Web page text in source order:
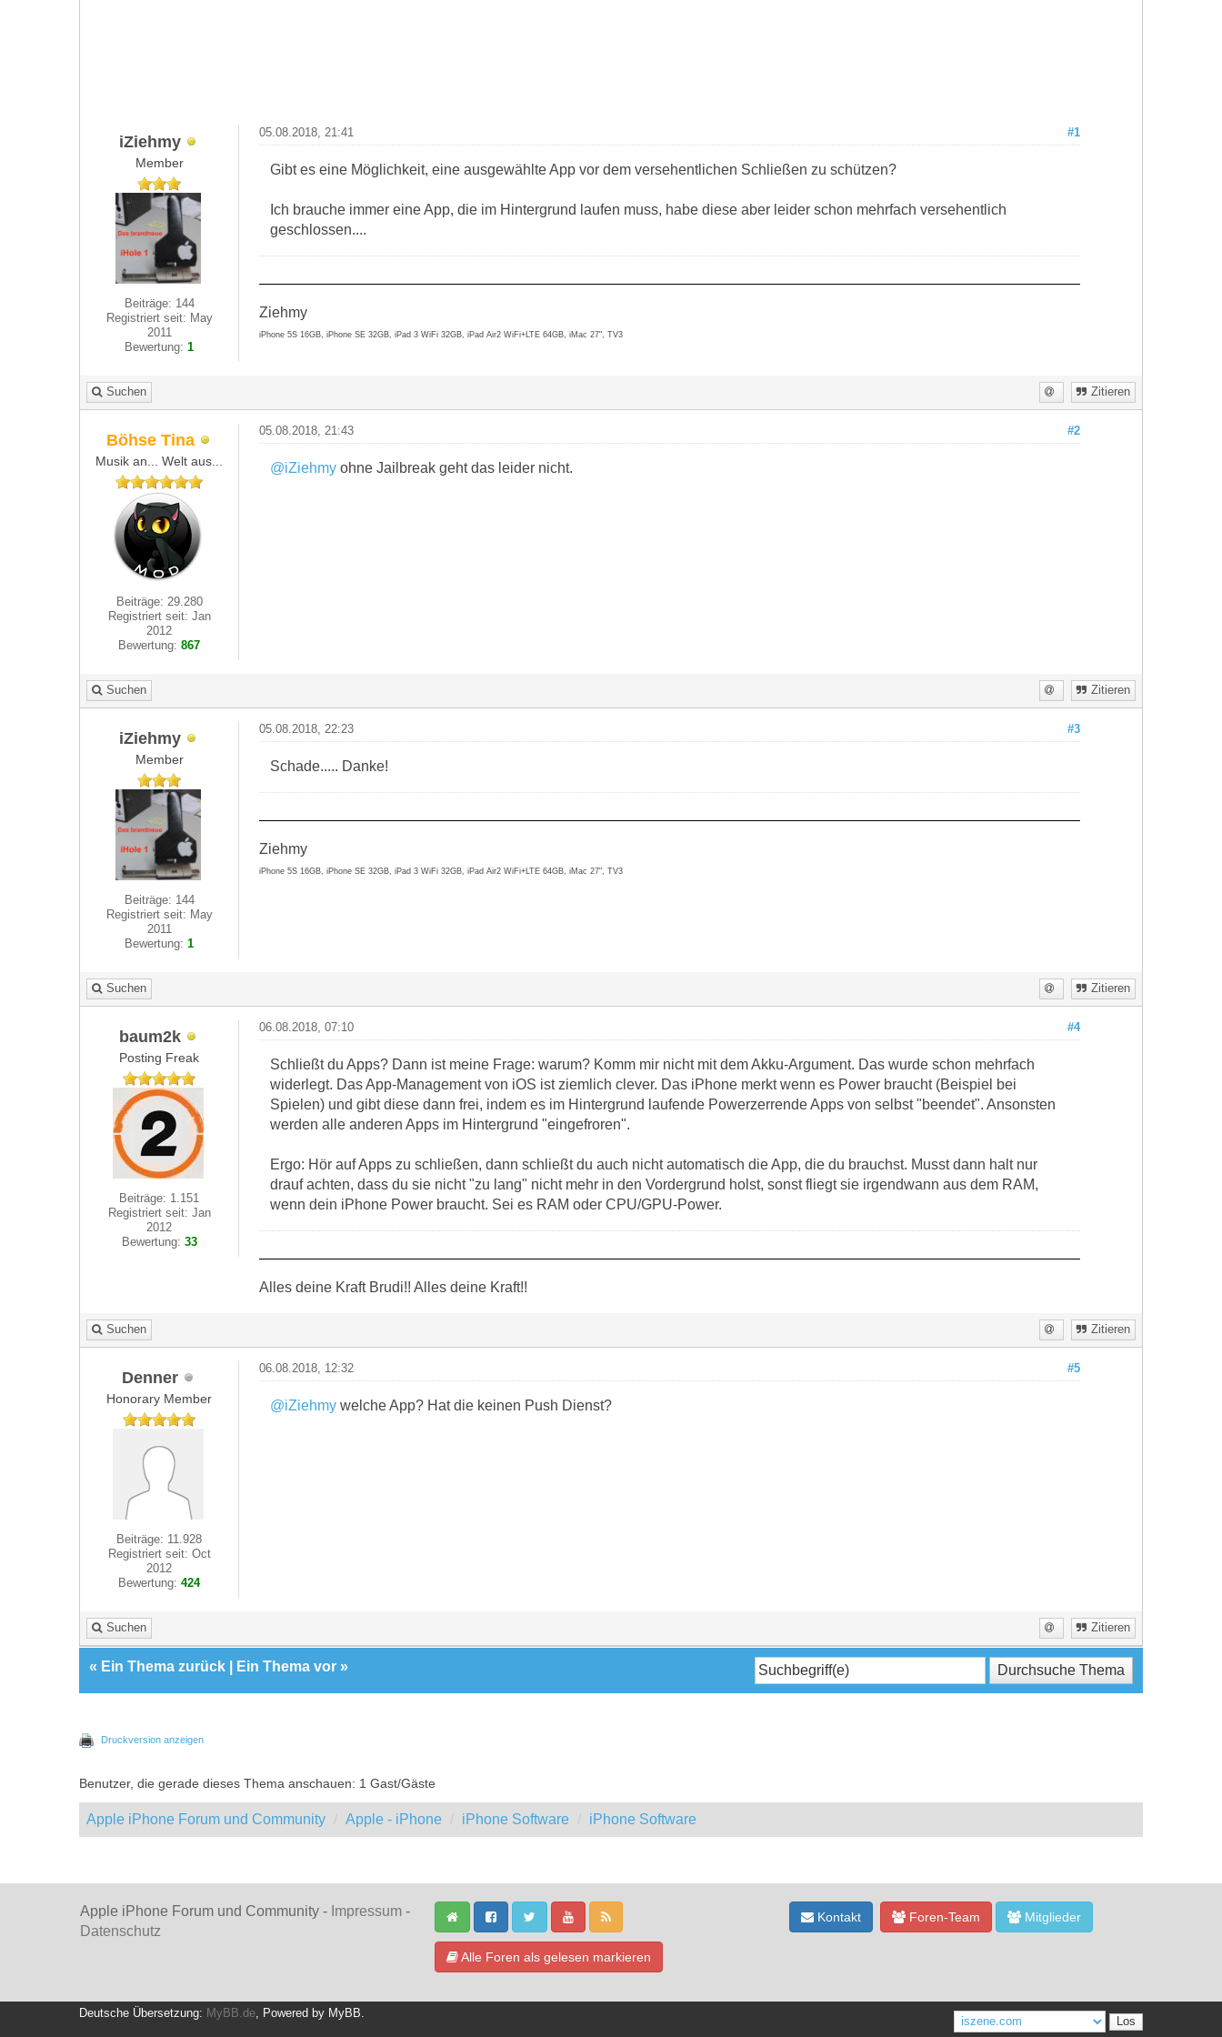
iZiehmy
Member
Beiträge: 144
Registriert seit: May
2011
Bewertung:1
#1
05.08.2018, 21:41
Gibt es eine Möglichkeit, eine ausgewählte App vor dem versehentlichen Schließen zu schützen?
Ich brauche immer eine App, die im Hintergrund laufen muss, habe diese aber leider schon mehrfach versehentlich
geschlossen....
Ziehmy
iPhone 5S 16GB, iPhone SE 32GB, iPad 3 WiFi 32GB, iPad Air2 WiFi+LTE 64GB, iMac 27", TV3
Suchen Zitieren
Böhse Tina
Musik an... Welt aus...
Beiträge: 29.280
Registriert seit: Jan
2012
Bewertung:867
#2
05.08.2018, 21:43
@iZiehmyohne Jailbreak geht das leider nicht.
Suchen Zitieren
iZiehmy
Member
Beiträge: 144
Registriert seit: May
2011
Bewertung:1
#3
05.08.2018, 22:23
Schade..... Danke!
Ziehmy
iPhone 5S 16GB, iPhone SE 32GB, iPad 3 WiFi 32GB, iPad Air2 WiFi+LTE 64GB, iMac 27", TV3
Suchen Zitieren
baum2k
Posting Freak
Beiträge: 1.151
Registriert seit: Jan
2012
Bewertung: 33
#4
06.08.2018, 07:10
Schließt du Apps? Dann ist meine Frage: warum? Komm mir nicht mit dem Akku-Argument. Das wurde schon mehrfach
widerlegt. Das App-Management von iOS ist ziemlich clever. Das iPhone merkt wenn es Power braucht (Beispiel bei
Spielen) und gibt diese dann frei, indem es im Hintergrund laufende Powerzerrende Apps von selbst "beendet". Ansonsten
werden alle anderen Apps im Hintergrund "eingefroren".
Ergo: Hör auf Apps zu schließen, dann schließt du auch nicht automatisch die App, die du brauchst. Musst dann halt nur
drauf achten, dass du sie nicht "zu lang" nicht mehr in den Vordergrund holst, sonst fliegt sie irgendwann aus dem RAM,
wenn dein iPhone Power braucht. Sei es RAM oder CPU/GPU-Power.
Alles deine Kraft Brudi!! Alles deine Kraft!!
Suchen Zitieren
Denner
Honorary Member
Beiträge: 11.928
Registriert seit: Oct
2012
Bewertung:424
#5
06.08.2018, 12:32
@iZiehmywelche App? Hat die keinen Push Dienst?
Suchen Zitieren
« Ein Thema zurück Ein Thema vor »
Druckversion anzeigen
Benutzer, die gerade dieses Thema anschauen: 1 Gast/Gäste
Apple iPhone Forum und Community Apple - iPhone iPhone Software iPhone Software
Apple iPhone Forum und Community - Impressum -
Datenschutz
Alle Foren als gelesen markieren
Kontakt Foren-Team Mitglieder
Deutsche Übersetzung: MyBB.de , Powered by MyBB